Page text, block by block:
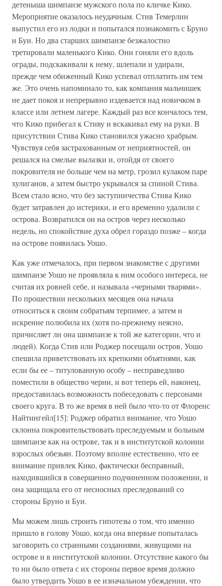
детеныша шимпанзе мужского пола по кличке Кико.
Мероприятие оказалось неудачным. Стив Темерлин
выпустил его из лодки и попытался познакомить с Бруно
и Буи. Но два старших шимпанзе безжалостно
третировали маленького Кико. Они гоняли его вдоль
ограды, подскакивали к нему, шлепали и удирали,
прежде чем обиженный Кико успевал отплатить им тем
же. Это очень напоминало то, как компания мальчишек
не дает покоя и непрерывно издевается над новичком в
классе или летнем лагере. Каждый раз все кончалось тем,
что Кико прибегал к Стиву и вскакивал ему на руки. В
присутствии Стива Кико становился ужасно храбрым.
Чувствуя себя застрахованным от неприятностей, он
решался на смелые вылазки и, отойдя от своего
покровителя не больше чем на метр, грозил кулаком паре
хулиганов, а затем быстро укрывался за спиной Стива.
Всем стало ясно, что без заступничества Стива Кико
будет затравлен до истерики, и его временно удалили с
острова. Возвратился он на остров через несколько
недель, но спокойствие духа обрел гораздо позже – когда
на острове появилась Уошо.
Как уже отмечалось, при первом знакомстве с другими
шимпанзе Уошо не проявляла к ним особого интереса, не
считая их ровней себе, и называла «черными тварями».
По прошествии нескольких месяцев она начала
относиться к своим собратьям терпимее, а затем и
искренне полюбила их (хотя по-прежнему неясно,
причисляет ли она шимпанзе к той же категории, что и
людей). Когда Стив или Роджер посещали остров, Уошо
спешила приветствовать их крепкими объятиями, как
если бы ее – титулованную особу – несправедливо
поместили в общество черни, и вот теперь ей, наконец,
предоставилась возможность побеседовать с персонами
своего круга. В то же время в ней было что-то от Флоренс
Найтингейл[15]: Роджер обратил внимание, что Уошо
склонна покровительствовать преследуемым и больным
шимпанзе как на острове, так и в институтской колонии
взрослых обезьян. Поэтому вполне естественно, что ее
внимание привлек Кико, фактически бесправный,
находившийся в совершенно подчиненном положении, и
она защищала его от несносных преследований со
стороны Бруно и Буи.
Мы можем лишь строить гипотезы о том, что именно
пришло в голову Уошо, когда она впервые попыталась
заговорить со странными созданиями, живущими на
острове и в институтской колонии. Отсутствие какого бы
то ни было ответа с их стороны первое время должно
было утвердить Уошо в ее изначальном убеждении, что